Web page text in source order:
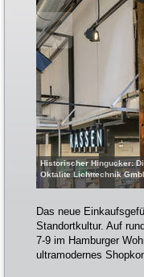
Historischer Hingucker:
Oktalite Lichttechnik
Das neue
Standortkultur. Auf
7-9 im Hamburger
ultramodernes